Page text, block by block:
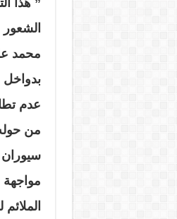
” هذا
محمد
بدواخل
عدم
من حوله
سيوران
مواجهة